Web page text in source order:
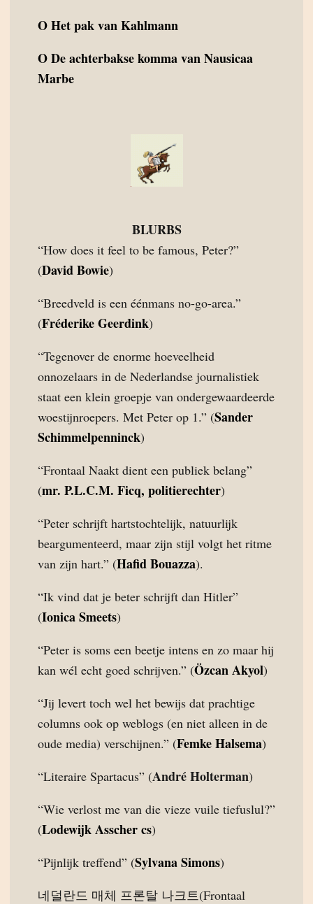
OHet pak van Kahlmann
ODe achterbakse komma van Nausicaa
Marbe
BLURBS
“How does it feel to be famous, Peter?”
(David Bowie)
“Breedveld is een éénmans no-go-area.”
(Fréderike Geerdink)
“Tegenover de enorme hoeveelheid
onnozelaars in de Nederlandse journalistiek
staat een klein groepje van ondergewaardeerde
woestijnroepers. Met Peter op 1.” (Sander
Schimmelpenninck)
“Frontaal Naakt dient een publiek belang”
(mr. P.L.C.M. Ficq, politierechter)
“Peter schrijft hartstochtelijk, natuurlijk
beargumenteerd, maar zijn stijl volgt het ritme
van zijn hart.” (Hafid Bouazza).
“Ik vind dat je beter schrijft dan Hitler”
(Ionica Smeets)
“Peter is soms een beetje intens en zo maar hij
kan wél echt goed schrijven.” (Özcan Akyol)
“Jij levert toch wel het bewijs dat prachtige
columns ook op weblogs (en niet alleen in de
oude media) verschijnen.” (Femke Halsema)
“Literaire Spartacus” (André Holterman)
“Wie verlost me van die vieze vuile tiefuslul?”
(Lodewijk Asscher cs)
“Pijnlijk treffend” (Sylvana Simons)
네덜란드 매체 프론탈 나크트(Frontaal